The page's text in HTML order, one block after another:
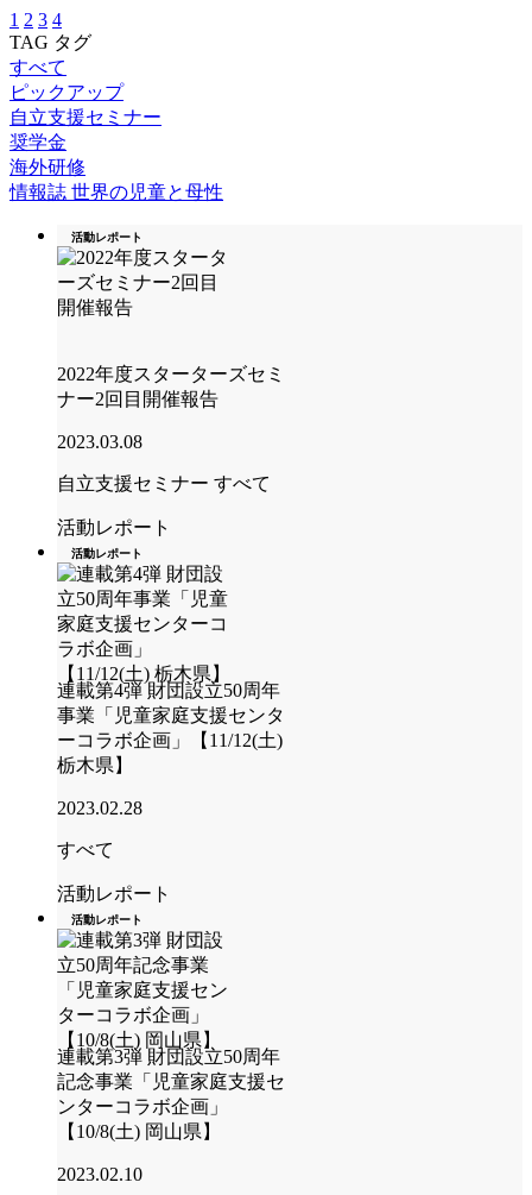
1 2 3 4
TAG タグ
すべて
ピックアップ
自立支援セミナー
奨学金
海外研修
情報誌 世界の児童と母性
活動レポート
2022年度スターターズセミ
ナー2回目開催報告
2023.03.08
自立支援セミナー すべて
活動レポート
活動レポート
連載第4弾 財団設立50周年
事業「児童家庭支援センタ
ーコラボ企画」【11/12(土)
栃木県】
2023.02.28
すべて
活動レポート
活動レポート
連載第3弾 財団設立50周年
記念事業「児童家庭支援セ
ンターコラボ企画」
【10/8(土) 岡山県】
2023.02.10